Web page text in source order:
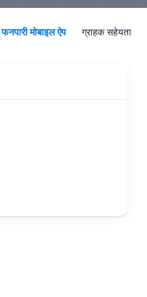
फनपारी मोबाइल ऐप ग्राहक सहेयता